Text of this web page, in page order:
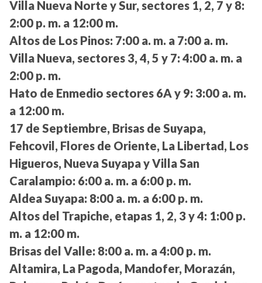
Villa Nueva Norte y Sur, sectores 1, 2, 7 y 8:
2:00 p. m. a 12:00 m.
Altos de Los Pinos: 7:00 a. m. a 7:00 a. m.
Villa Nueva, sectores 3, 4, 5 y 7: 4:00 a. m. a
2:00 p. m.
Hato de Enmedio sectores 6A y 9: 3:00 a. m.
a 12:00 m.
17 de Septiembre, Brisas de Suyapa,
Fehcovil, Flores de Oriente, La Libertad, Los
Higueros, Nueva Suyapa y Villa San
Caralampio: 6:00 a. m. a 6:00 p. m.
Aldea Suyapa: 8:00 a. m. a 6:00 p. m.
Altos del Trapiche, etapas 1, 2, 3 y 4: 1:00 p.
m. a 12:00 m.
Brisas del Valle: 8:00 a. m. a 4:00 p. m.
Altamira, La Pagoda, Mandofer, Morazán,